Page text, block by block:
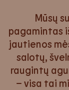
Mūsų
pagamintas
jautienos
salotų,
raugintų
– visa tai